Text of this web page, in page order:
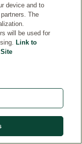
device and to
The
will be used for
Link to